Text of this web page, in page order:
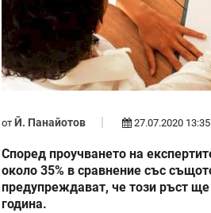
от Й. Панайотов 27.07.2020 13:35
Според проучването на
около 35% в сравнение със
предупреждават, че този ръст
година.